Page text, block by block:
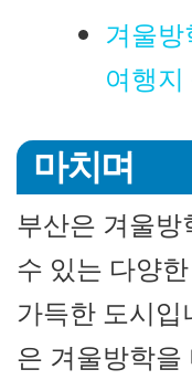
겨울
여행지
마치며
부산은 겨울방
수 있는 다양
가득한 도시
은 겨울방학